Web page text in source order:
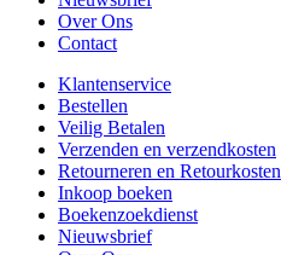
Over Ons
Contact
Klantenservice
Bestellen
Veilig Betalen
Verzenden en verzendkosten
Retourneren en Retourkosten
Inkoop boeken
Boekenzoekdienst
Nieuwsbrief